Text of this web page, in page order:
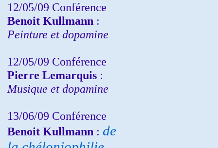
12/05/09 Conférence
Benoit Kullmann :
Peinture et dopamine
12/05/09 Conférence
Pierre Lemarquis :
Musique et dopamine
13/06/09 Conférence
Benoit Kullmann : de